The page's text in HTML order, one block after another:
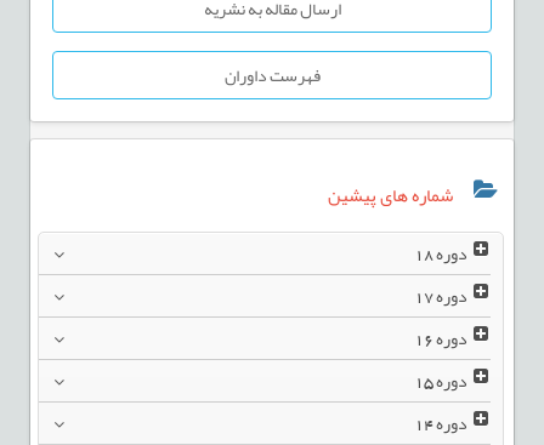
ارسال مقاله به نشریه
فهرست داوران
شماره های پیشین
دوره18
دوره17
دوره16
دوره15
دوره14